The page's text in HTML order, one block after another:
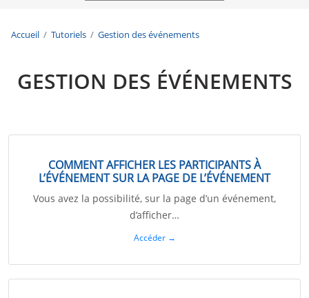
Accueil Tutoriels Gestion des événements
GESTION DES ÉVÉNEMENTS
COMMENT AFFICHER LES PARTICIPANTS À
L’ÉVÉNEMENT SUR LA PAGE DE L’ÉVÉNEMENT
Vous avez la possibilité, sur la page d’un événement,
d’afficher…
Accéder →